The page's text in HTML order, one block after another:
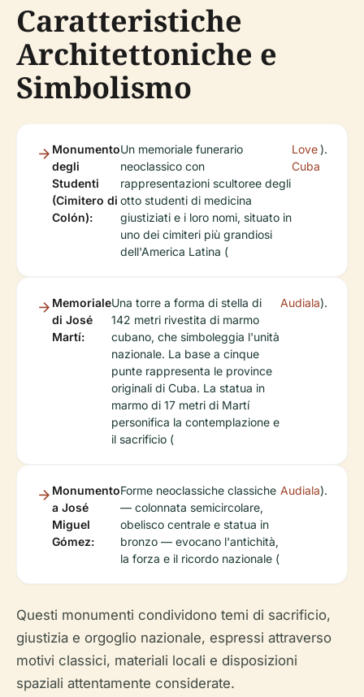
Caratteristiche
Architettoniche e
Simbolismo
Monumento
degli
Studenti
(Cimitero di
Colón):
Un memoriale funerario
neoclassico con
rappresentazioni scultoree degli
otto studenti di medicina
giustiziati e i loro nomi, situato in
uno dei cimiteri più grandiosi
dell'America Latina (
Love
Cuba
).
Memoriale
di José
Martí:
Una torre a forma di stella di
142 metri rivestita di marmo
cubano, che simboleggia l'unità
nazionale. La base a cinque
punte rappresenta le province
originali di Cuba. La statua in
marmo di 17 metri di Martí
personifica la contemplazione e
il sacrificio (
Audiala).
Monumento
a José
Miguel
Gómez:
Forme neoclassiche classiche
— colonnata semicircolare,
obelisco centrale e statua in
bronzo — evocano l'antichità,
la forza e il ricordo nazionale (
Audiala).
Questi monumenti condividono temi di sacrificio,
giustizia e orgoglio nazionale, espressi attraverso
motivi classici, materiali locali e disposizioni
spaziali attentamente considerate.